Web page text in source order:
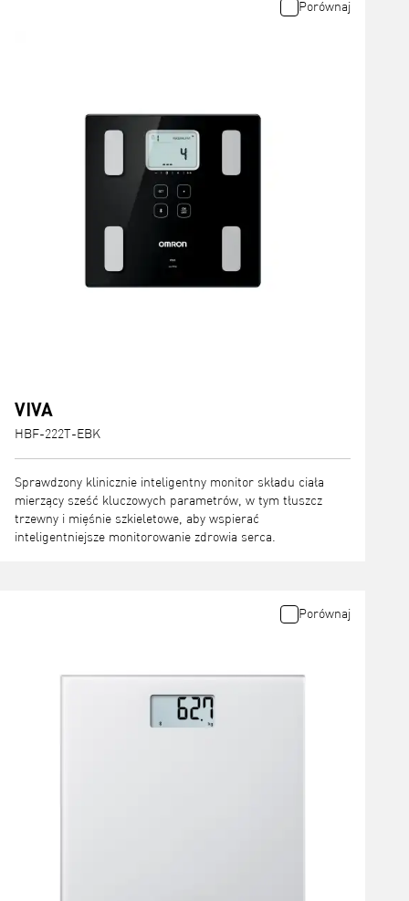
VIVA
HBF-222T-EBK
Sprawdzony klinicznie inteligentny monitor składu ciała
mierzący sześć kluczowych parametrów, w tym tłuszcz
trzewny i mięśnie szkieletowe, aby wspierać
inteligentniejsze monitorowanie zdrowia serca.
Porównaj
Porównaj